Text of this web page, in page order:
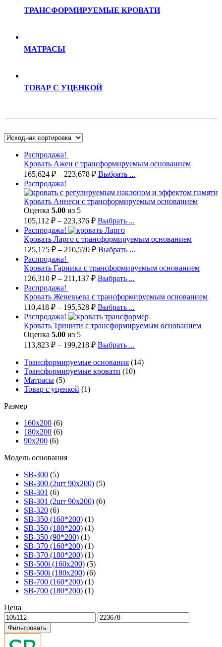
ТРАНСФОРМИРУЕМЫЕ КРОВАТИ
МАТРАСЫ
ТОВАР С УЦЕНКОЙ
Распродажа!
Кровать Ажен с трансформируемым основанием
165,624 ₽ – 223,678 ₽ Выбрать ...
Распродажа!
Кровать Аннеси с трансформируемым основанием
Оценка 5.00 из 5
105,112 ₽ – 223,376 ₽ Выбрать ...
Распродажа!
Кровать Ларго с трансформируемым основанием
125,175 ₽ – 210,570 ₽ Выбрать ...
Распродажа!
Кровать Гарника с трансформируемым основанием
126,310 ₽ – 211,137 ₽ Выбрать ...
Распродажа!
Кровать Женевьева с трансформируемым основанием
110,418 ₽ – 195,528 ₽ Выбрать ...
Распродажа!
Кровать Тринити с трансформируемым основанием
Оценка 5.00 из 5
113,823 ₽ – 199,218 ₽ Выбрать ...
Трансформируемые основания (14)
Трансформируемые кровати (10)
Матрасы (5)
Товар с уценкой (1)
Размер
160х200 (6)
180х200 (6)
90х200 (6)
Модель основания
SB-300 (5)
SB-300 (2шт 90х200) (5)
SB-301 (6)
SB-301 (2шт 90х200) (6)
SB-320 (6)
SB-350 (160*200) (1)
SB-350 (180*200) (1)
SB-350 (90*200) (1)
SB-370 (160*200) (1)
SB-370 (180*200) (1)
SB-500i (160x200) (5)
SB-500i (180x200) (6)
SB-700 (160*200) (1)
SB-700 (180*200) (1)
Цена
Фильтровать